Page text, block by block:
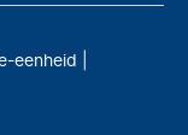
eenheid |